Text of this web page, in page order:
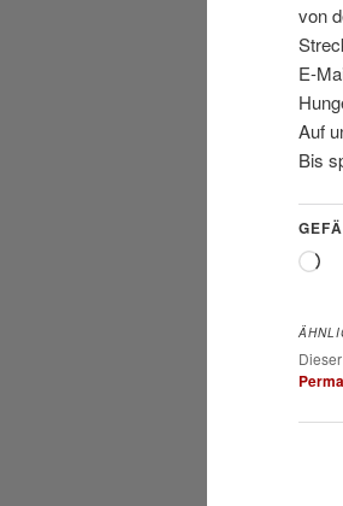
von
E-
Auf
Bis
Wird